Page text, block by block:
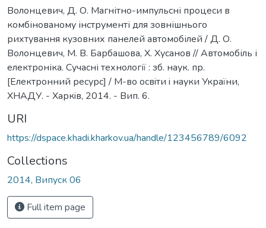
Волонцевич, Д. О. Магнітно-импульсні процеси в
комбінованому інструменті для зовнішнього
рихтування кузовних панелей автомобілей / Д. О.
Волонцевич, М. В. Барбашова, Х. Хусанов // Автомобіль і
електроніка. Сучасні технології : зб. наук. пр.
[Електронний ресурс] / М-во освiти i науки України,
ХНАДУ. - Харкiв, 2014. - Вип. 6.
URI
https://dspace.khadi.kharkov.ua/handle/123456789/6092
Collections
2014, Випуск 06
Full item page